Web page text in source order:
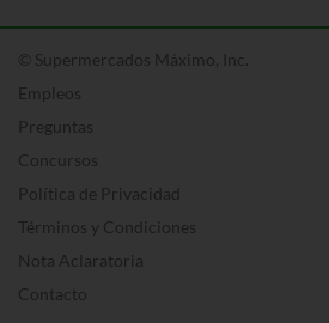
© Supermercados Máximo, Inc.
Empleos
Preguntas
Concursos
Política de Privacidad
Términos y Condiciones
Nota Aclaratoria
Contacto